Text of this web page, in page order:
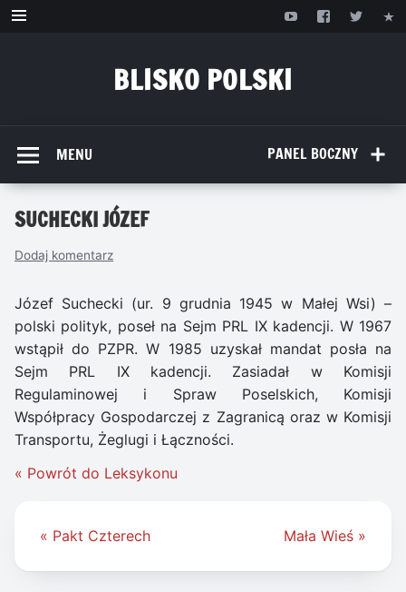
Przejdź
BLISKO POLSKI
PANEL BOCZNY
MENU
SUCHECKI JÓZEF
Dodaj komentarz
Józef Suchecki (ur. 9 grudnia 1945 w Małej Wsi) –
polski polityk, poseł na Sejm PRL IX kadencji. W 1967
wstąpił do PZPR. W 1985 uzyskał mandat posła na
Sejm PRL IX kadencji. Zasiadał w Komisji
Regulaminowej i Spraw Poselskich, Komisji
Współpracy Gospodarczej z Zagranicą oraz w Komisji
Transportu, Żeglugi i Łączności.
« Powrót do Leksykonu
Nawigacja
« Pakt Czterech Mała Wieś »